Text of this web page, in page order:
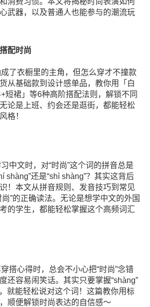
武器，以及普通人也能参与的潮流玩
配时尚
了衣橱里的主角，但怎么穿才不撞款
从基础款到设计感单品，教你用「白
短裙」等6种高阶搭配法则，解锁不同
论是上班、约会还是逛街，都能轻松
格！
中文时，对“时尚”这个词的拼音总是
shàng”还是“shì shàng”？其实这背后
！本文从拼音规则、发音技巧到常见
”的正确读法。无论是想学中文的外国
的学生，都能轻松掌握这个高频词汇
搭心得时，总会不小心把“时尚”念错
还容易闹笑话。其实只要掌握“shàng”
就能轻松说对这个词！这篇教你用标
顺便解锁时尚表达的自信感～